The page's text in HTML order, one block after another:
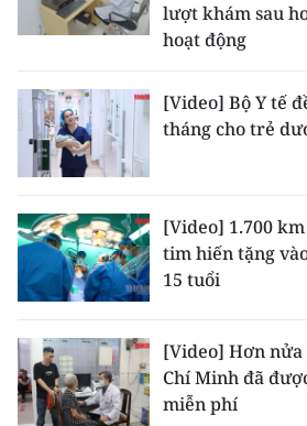
CÁC CHUYÊN TRANG
VỀ BÁO NHÂN DÂN
THỜI NAY
NHÂN DÂN CUỐI TUẦN
NHÂN DÂN HẰNG THÁNG
ĐỌC BÁO IN
lượt khám sau
hoạt động
[Video] Bộ Y tế
tháng cho trẻ
[Video] 1.700
tim hiến tặng
15 tuổi
[Video] Hơn
Chí Minh đã
miễn phí